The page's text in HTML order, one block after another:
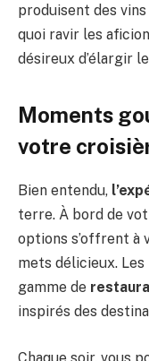
produisent des
quoi ravir les
désireux d’élargir
Moments
votre
Bien entendu,
terre. À bord de
options s’offrent à
mets délicieux.
gamme de
inspirés des